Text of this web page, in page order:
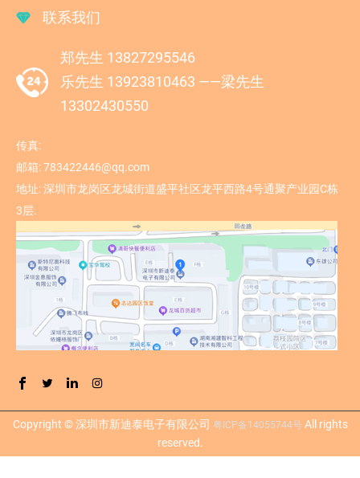
联系我们
郑先生 13827295546
乐先生 13923810463 ——梁先生
13302430550
传真:
邮箱:783422446@qq.com
地址:深圳市龙岗区龙城街道盛平社区龙平西路4号通聚产业园C栋
3层.
Copyright © 深圳市新迪泰电子有限公司 粤ICP备14055744号All rights
reserved.